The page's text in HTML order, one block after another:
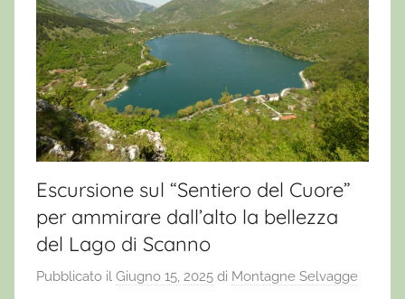
Escursione sul “Sentiero del Cuore”
per ammirare dall’alto la bellezza
del Lago di Scanno
Pubblicato il Giugno 15, 2025 di Montagne Selvagge